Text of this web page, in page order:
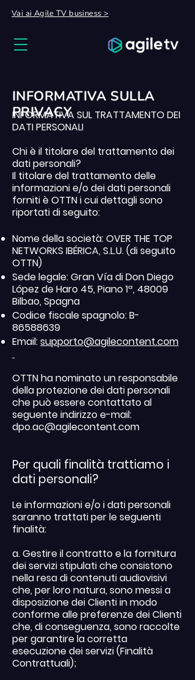
Vai ai AgileTV business >
INFORMATIVA SULLA
PRIVACY
INFORMATIVA SUL TRATTAMENTO DEI
DATI PERSONALI
Chi è il titolare del trattamento dei
dati personali?
Il titolare del trattamento delle
informazioni e/o dei dati personali
forniti è OTTN i cui dettagli sono
riportati di seguito:
Nome della società: OVER THE TOP
NETWORKS IBÉRICA, S.L.U. (di seguito
OTTN)
Sede legale: Gran Vía di Don Diego
López de Haro 45, Piano 1ª, 48009
Bilbao, Spagna
Codice fiscale spagnolo: B-
86588639
Email:supporto@agilecontent.com
OTTN ha nominato un responsabile
della protezione dei dati personali
che può essere contattato al
seguente indirizzo e-mail:
dpo.ac@agilecontent.com
Per quali finalità trattiamo i
dati personali?
Le informazioni e/o i dati personali
saranno trattati per le seguenti
finalità:
a. Gestire il contratto e la fornitura
dei servizi stipulati che consistono
nella resa di contenuti audiovisivi
che, per loro natura, sono messi a
disposizione dei Clienti in modo
conforme alle preferenze dei Clienti
che, di conseguenza, sono raccolte
per garantire la corretta
esecuzione dei servizi (Finalità
Contrattuali);